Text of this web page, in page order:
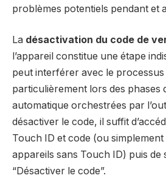
problèmes potentiels pendant et
La désactivation du code de
l’appareil constitue une étape
peut interférer avec le processus
particulièrement lors des phases
automatique orchestrées par
désactiver le code, il suffit
Touch ID et code (ou simplement
appareils sans Touch ID) puis de
“Désactiver le code”.